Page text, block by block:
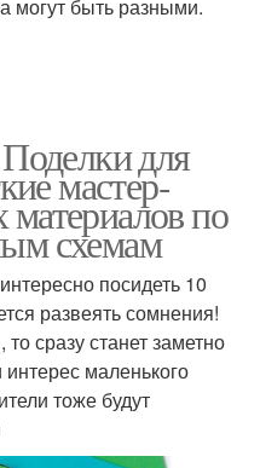
могут быть разными.
для
мастер-
по
схемам
посидеть 10
развеять сомнения!
сразу станет заметно
маленького
тоже будут